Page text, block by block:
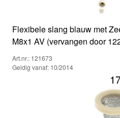
Flexibele slang blauw met
M8x1 AV (vervangen door
Art.nr.: 121673
Geldig vanaf: 10/2014